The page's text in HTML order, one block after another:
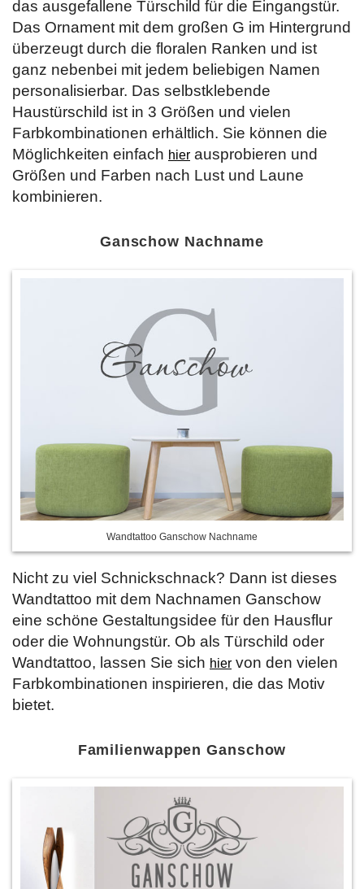
das ausgefallene Türschild für die Eingangstür.
Das Ornament mit dem großen G im Hintergrund
überzeugt durch die floralen Ranken und ist
ganz nebenbei mit jedem beliebigen Namen
personalisierbar. Das selbstklebende
Haustürschild ist in 3 Größen und vielen
Farbkombinationen erhältlich. Sie können die
Möglichkeiten einfach hier ausprobieren und
Größen und Farben nach Lust und Laune
kombinieren.
Ganschow Nachname
Wandtattoo Ganschow Nachname
Nicht zu viel Schnickschnack? Dann ist dieses
Wandtattoo mit dem Nachnamen Ganschow
eine schöne Gestaltungsidee für den Hausflur
oder die Wohnungstür. Ob als Türschild oder
Wandtattoo, lassen Sie sich hier von den vielen
Farbkombinationen inspirieren, die das Motiv
bietet.
Familienwappen Ganschow